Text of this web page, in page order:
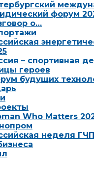
форум
о…
– спортивная
героев
будущих
Who Matters
неделя ГЧП